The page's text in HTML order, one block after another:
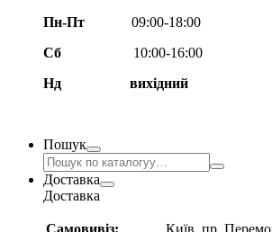
Пн-Пт
09:00-18:00
Сб
10:00-16:00
Нд вихідний
Пошук
Доставка
Доставка
Самовивіз: Київ, пр.